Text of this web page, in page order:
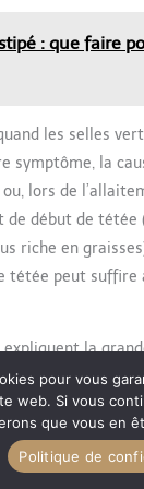
: que faire
les selles
symptôme, la
lors de
début de tétée
riche en
tétée peut suffire
expliquent la
elles sont
situations
avant — et
pour vous
web. Si vous
que vous en
Politique de